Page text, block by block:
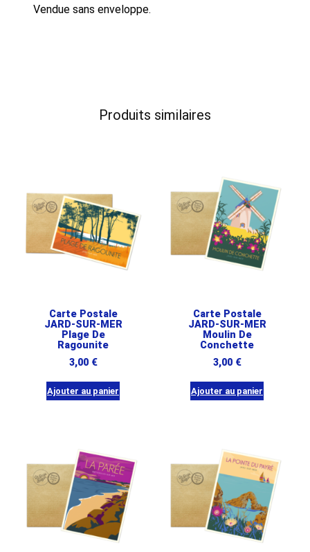
Vendue sans enveloppe.
Produits similaires
Carte Postale
JARD-SUR-MER
Plage De
Ragounite
3,00 €
Ajouter au panier
Carte Postale
JARD-SUR-MER
Moulin De
Conchette
3,00 €
Ajouter au panier